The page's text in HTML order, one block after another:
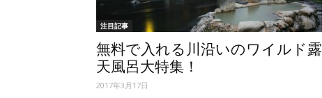
注目記事
無料で入れる川沿いのワイルド露
天風呂大特集！
2017年3月17日